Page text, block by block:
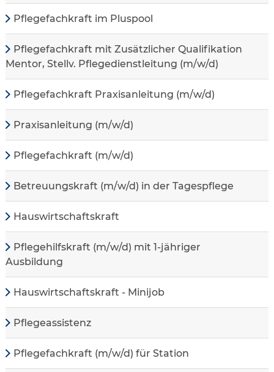
Pflegefachkraft im Pluspool
Pflegefachkraft mit Zusätzlicher Qualifikation
Mentor, Stellv. Pflegedienstleitung (m/w/d)
Pflegefachkraft Praxisanleitung (m/w/d)
Praxisanleitung (m/w/d)
Pflegefachkraft (m/w/d)
Betreuungskraft (m/w/d) in der Tagespflege
Hauswirtschaftskraft
Pflegehilfskraft (m/w/d) mit 1-jähriger
Ausbildung
Hauswirtschaftskraft - Minijob
Pflegeassistenz
Pflegefachkraft (m/w/d) für Station